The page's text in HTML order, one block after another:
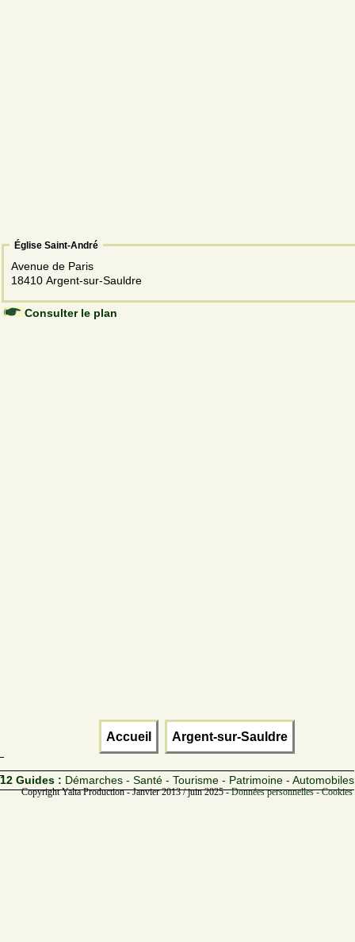
Église Saint-André
Avenue de Paris
18410 Argent-sur-Sauldre
Consulter le plan
Accueil Argent-sur-Sauldre
12 Guides : Démarches - Santé - Tourisme - Patrimoine - Automobiles
Copyright Yalta Production - Janvier 2013 / juin 2025 -Données personnelles -